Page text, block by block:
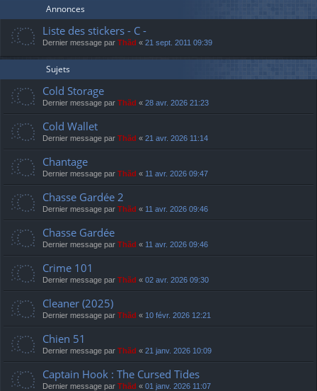
Annonces
Liste des stickers - C -
Dernier message par Thãd « 21 sept. 2011 09:39
Sujets
Cold Storage
Dernier message par Thãd « 28 avr. 2026 21:23
Cold Wallet
Dernier message par Thãd « 21 avr. 2026 11:14
Chantage
Dernier message par Thãd « 11 avr. 2026 09:47
Chasse Gardée 2
Dernier message par Thãd « 11 avr. 2026 09:46
Chasse Gardée
Dernier message par Thãd « 11 avr. 2026 09:46
Crime 101
Dernier message par Thãd « 02 avr. 2026 09:30
Cleaner (2025)
Dernier message par Thãd « 10 févr. 2026 12:21
Chien 51
Dernier message par Thãd « 21 janv. 2026 10:09
Captain Hook : The Cursed Tides
Dernier message par Thãd « 01 janv. 2026 11:07